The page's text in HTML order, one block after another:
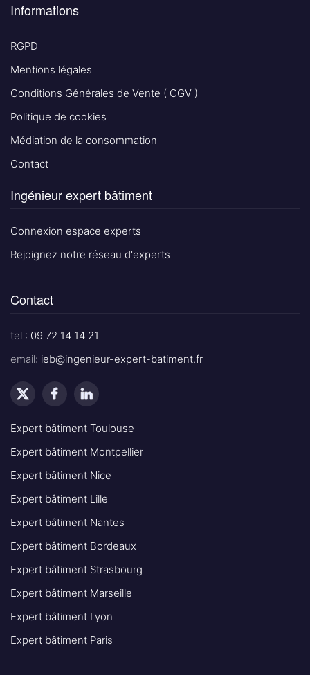
Informations
RGPD
Mentions légales
Conditions Générales de Vente ( CGV )
Politique de cookies
Médiation de la consommation
Contact
Ingénieur expert bâtiment
Connexion espace experts
Rejoignez notre réseau d'experts
Contact
tel : 09 72 14 14 21
email: ieb@ingenieur-expert-batiment.fr
Expert bâtiment Toulouse
Expert bâtiment Montpellier
Expert bâtiment Nice
Expert bâtiment Lille
Expert bâtiment Nantes
Expert bâtiment Bordeaux
Expert bâtiment Strasbourg
Expert bâtiment Marseille
Expert bâtiment Lyon
Expert bâtiment Paris